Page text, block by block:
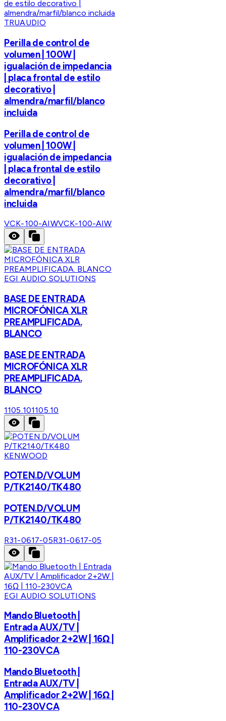
TRUAUDIO
Perilla de control de
volumen | 100W |
igualación de impedancia
| placa frontal de estilo
decorativo |
almendra/marfil/blanco
incluida
Perilla de control de
volumen | 100W |
igualación de impedancia
| placa frontal de estilo
decorativo |
almendra/marfil/blanco
incluida
VCK-100-AIWVCK-100-AIW
EGI AUDIO SOLUTIONS
BASE DE ENTRADA
MICROFÓNICA XLR
PREAMPLIFICADA.
BLANCO
BASE DE ENTRADA
MICROFÓNICA XLR
PREAMPLIFICADA.
BLANCO
1105.101105.10
KENWOOD
POTEN.D/VOLUM
P/TK2140/TK480
POTEN.D/VOLUM
P/TK2140/TK480
R31-0617-05R31-0617-05
EGI AUDIO SOLUTIONS
Mando Bluetooth |
Entrada AUX/TV |
Amplificador 2+2W | 16Ω |
110-230VCA
Mando Bluetooth |
Entrada AUX/TV |
Amplificador 2+2W | 16Ω |
110-230VCA